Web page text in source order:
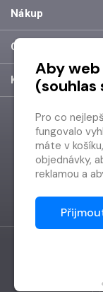
Nákup
O společnosti
Kontakt
Aby web
(souhlas
Pro co
fungovalo
máte v
objednávky,
reklamou a
Proto od
zpracováním
Děkujeme,